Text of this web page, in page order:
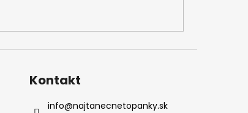
Kontakt
info@najtanecnetopanky.sk